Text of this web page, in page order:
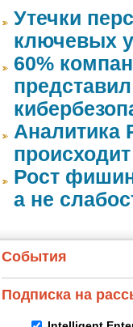
Утечки
ключевых
60%
Аналитика
Рост
а не
События
Подписка на